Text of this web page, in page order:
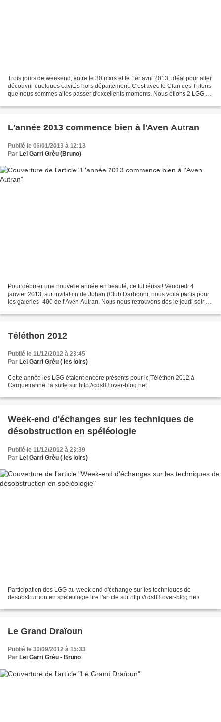
Trois jours de weekend, entre le 30 mars et le 1er avril 2013, idéal pour aller
découvrir quelques cavités hors département. C'est avec le Clan des Tritons
que nous sommes allés passer d'excellents moments. Nous étions 2 LGG,
L'année 2013 commence bien à l'Aven Autran
Publié le 06/01/2013 à 12:13
Par Lei Garri Grèu (Bruno)
Pour débuter une nouvelle année en beauté, ce fut réussi! Vendredi 4
janvier 2013, sur invitation de Johan (Club Darboun), nous voilà partis pour
les galeries -400 de l'Aven Autran. Nous nous retrouvons dès le jeudi soir à
Téléthon 2012
Publié le 11/12/2012 à 23:45
Par Lei Garri Grèu ( les loirs)
Cette année les LGG étaient encore présents pour le Téléthon 2012 à
Carqueiranne. la suite sur http://cds83.over-blog.net
Week-end d'échanges sur les techniques de
désobstruction en spéléologie
Publié le 11/12/2012 à 23:39
Par Lei Garri Grèu ( les loirs)
Participation des LGG au week end d'échange sur les techniques de
désobstruction en spéléologie lire l'article sur http://cds83.over-blog.net/
Le Grand Draïoun
Publié le 30/09/2012 à 15:33
Par Lei Garri Grèu - Bruno